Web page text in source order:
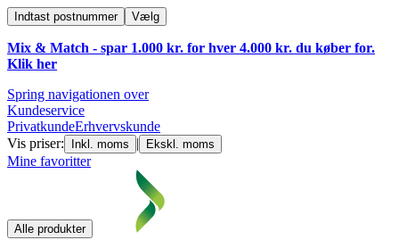
Indtast postnummer Vælg
Mix & Match - spar 1.000 kr. for hver 4.000 kr. du køber for.
Klik her
Spring navigationen over
Kundeservice
PrivatkundeErhvervskunde
Vis priser:
Inkl. moms | Ekskl. moms
Mine favoritter
Alle produkter